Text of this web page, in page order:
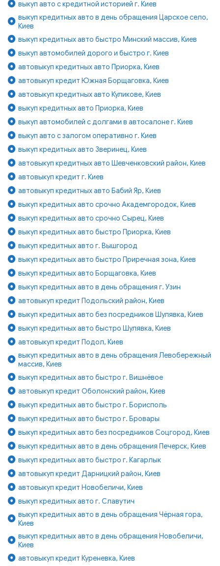
выкуп авто с кредитной историей г. Киев
выкуп кредитных авто в день обращения Царское село,
Киев
выкуп кредитных авто быстро Минский массив, Киев
выкуп автомобилей дорого и быстро г. Киев
автовыкуп кредитных авто Приорка, Киев
автовыкуп кредит Южная Борщаговка, Киев
автовыкуп кредитных авто Куликове, Киев
выкуп кредитных авто Приорка, Киев
выкуп автомобилей с долгами в автосалоне г. Киев
выкуп авто с залогом оперативно г. Киев
выкуп кредитных авто Зверинец, Киев
автовыкуп кредитных авто Шевченковский район, Киев
автовыкуп кредит г. Киев
автовыкуп кредитных авто Бабий Яр, Киев
выкуп кредитных авто срочно Академгородок, Киев
выкуп кредитных авто срочно Сырец, Киев
выкуп кредитных авто быстро Приорка, Киев
выкуп кредитных авто г. Вышгород
выкуп кредитных авто быстро Приречная зона, Киев
выкуп кредитных авто Борщаговка, Киев
выкуп кредитных авто в день обращения г. Узин
автовыкуп кредит Подольский район, Киев
выкуп кредитных авто без посредников Шулявка, Киев
выкуп кредитных авто быстро Шулявка, Киев
автовыкуп кредит Подол, Киев
выкуп кредитных авто в день обращения Левобережный
массив, Киев
выкуп кредитных авто быстро г. Вишнёвое
автовыкуп кредит Оболонский район, Киев
выкуп кредитных авто быстро г. Борисполь
выкуп кредитных авто быстро г. Бровары
выкуп кредитных авто без посредников Соцгород, Киев
выкуп кредитных авто в день обращения Печерск, Киев
выкуп кредитных авто быстро г. Кагарлык
автовыкуп кредит Дарницкий район, Киев
автовыкуп кредит Новобеличи, Киев
выкуп кредитных авто г. Славутич
выкуп кредитных авто в день обращения Чёрная гора,
Киев
выкуп кредитных авто в день обращения Новобеличи,
Киев
автовыкуп кредит Куреневка, Киев